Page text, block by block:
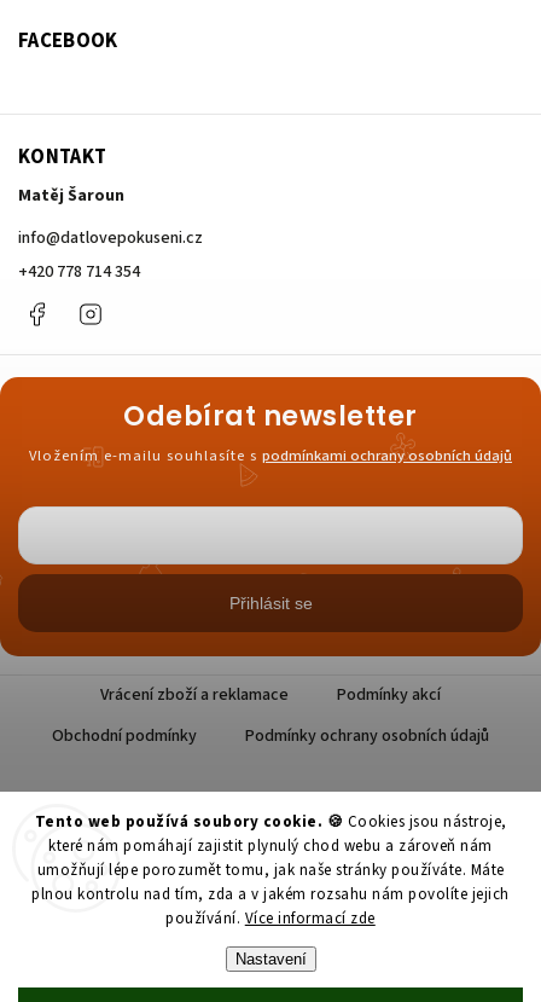
Tento web používá soubory cookie. 🍪 Cookies jsou nástroje,
které nám pomáhají zajistit plynulý chod webu a zároveň nám
umožňují lépe porozumět tomu, jak naše stránky používáte. Máte
plnou kontrolu nad tím, zda a v jakém rozsahu nám povolíte jejich
používání. Více informací zde
Nastavení
FACEBOOK
KONTAKT
Matěj Šaroun
info@datlovepokuseni.cz
+420 778 714 354
Facebook
Odebírat newsletter
Vložením e-mailu souhlasíte s podmínkami ochrany osobních údajů
Přihlásit se
Vrácení zboží a reklamace
Podmínky akcí
Obchodní podmínky
Podmínky ochrany osobních údajů
Copyright 2026Datlové Pokušení. Všechna práva vyhrazena.
Upravit nastavení cookies